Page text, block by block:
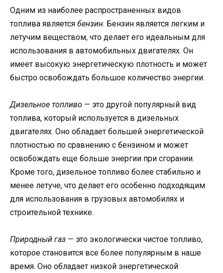
Одним из наиболее распространенных видов
топлива является бензин. Бензин является легким и
летучим веществом, что делает его идеальным для
использования в автомобильных двигателях. Он
имеет высокую энергетическую плотность и может
быстро освобождать большое количество энергии.
Дизельное топливо — это другой популярный вид
топлива, который используется в дизельных
двигателях. Оно обладает большей энергетической
плотностью по сравнению с бензином и может
освобождать еще больше энергии при сгорании.
Кроме того, дизельное топливо более стабильно и
менее летуче, что делает его особенно подходящим
для использования в грузовых автомобилях и
строительной технике.
Природный газ — это экологически чистое топливо,
которое становится все более популярным в наше
время. Оно обладает низкой энергетической